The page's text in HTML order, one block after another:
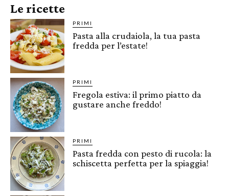
Le ricette
PRIMI
Pasta alla crudaiola, la tua pasta
fredda per l’estate!
PRIMI
Fregola estiva: il primo piatto da
gustare anche freddo!
PRIMI
Pasta fredda con pesto di rucola: la
schiscetta perfetta per la spiaggia!